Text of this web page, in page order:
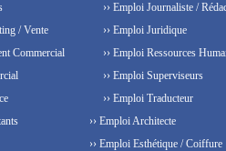
/ Vente
Commercial
›› Emploi Journaliste /
›› Emploi Juridique
›› Emploi Ressources
›› Emploi Superviseurs
›› Emploi Traducteur
›› Emploi Architecte
›› Emploi Esthétique / Coiffure